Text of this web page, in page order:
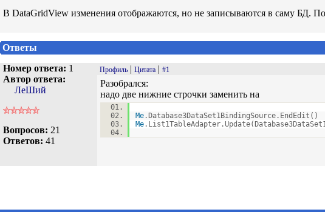
В DataGridView изменения отображаются, но не записываются в саму БД.
Ответы
Номер ответа: 1
Автор ответа:
ЛеШий
Вопросов: 21
Ответов: 41
Профиль | Цитата | #1
Разобрался:
надо две нижние строчки заменить на
Me .Database3DataSet1BindingSource.EndEdit()
Me